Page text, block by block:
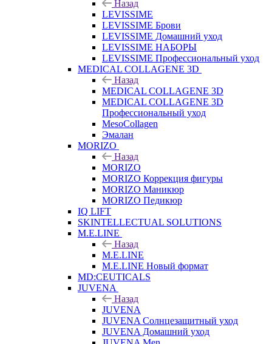
Назад
LEVISSIME
LEVISSIME Брови
LEVISSIME Домашний уход
LEVISSIME НАБОРЫ
LEVISSIME Профессиональный уход
MEDICAL COLLAGENE 3D
Назад
MEDICAL COLLAGENE 3D
MEDICAL COLLAGENE 3D
Профессиональный уход
MesoCollagen
Эмалан
MORIZO
Назад
MORIZO
MORIZO Коррекция фигуры
MORIZO Маникюр
MORIZO Педикюр
IQ LIFT
SKINTELLECTUAL SOLUTIONS
M.E.LINE
Назад
M.E.LINE
M.E.LINE Новый формат
MD:CEUTICALS
JUVENA
Назад
JUVENA
JUVENA Солнцезащитный уход
JUVENA Домашний уход